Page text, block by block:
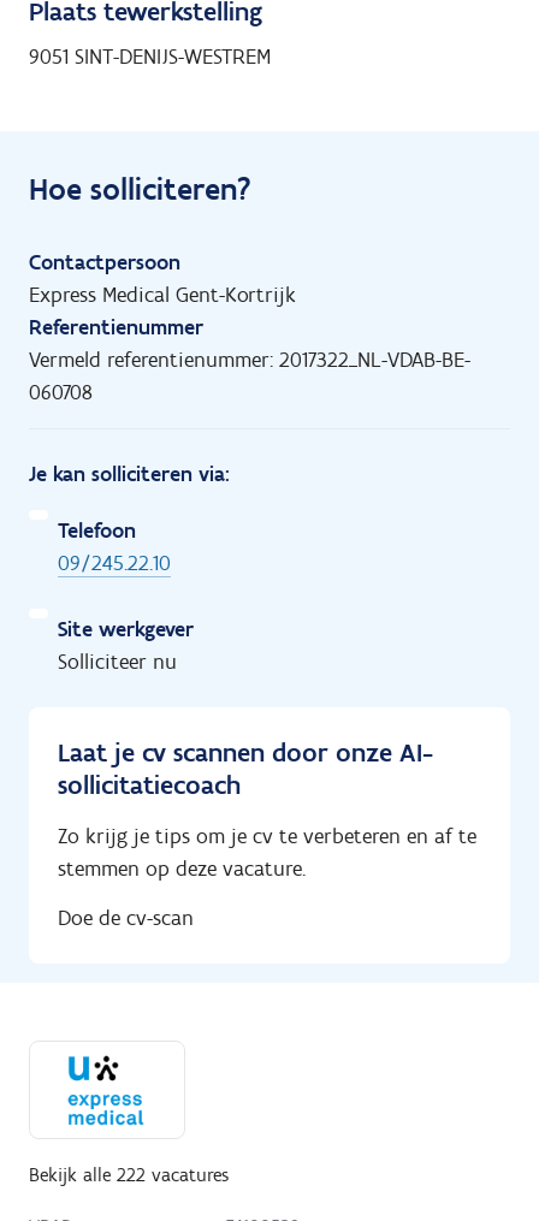
Plaats tewerkstelling
9051 SINT-DENIJS-WESTREM
Hoe solliciteren?
Contactpersoon
Express Medical Gent-Kortrijk
Referentienummer
Vermeld referentienummer: 2017322_NL-VDAB-BE-
060708
Je kan solliciteren via:
Telefoon
09/245.22.10
Site werkgever
Solliciteer nu
Laat je cv scannen door onze AI-
sollicitatiecoach
Zo krijg je tips om je cv te verbeteren en af te
stemmen op deze vacature.
Doe de cv-scan
Bekijk alle 222 vacatures